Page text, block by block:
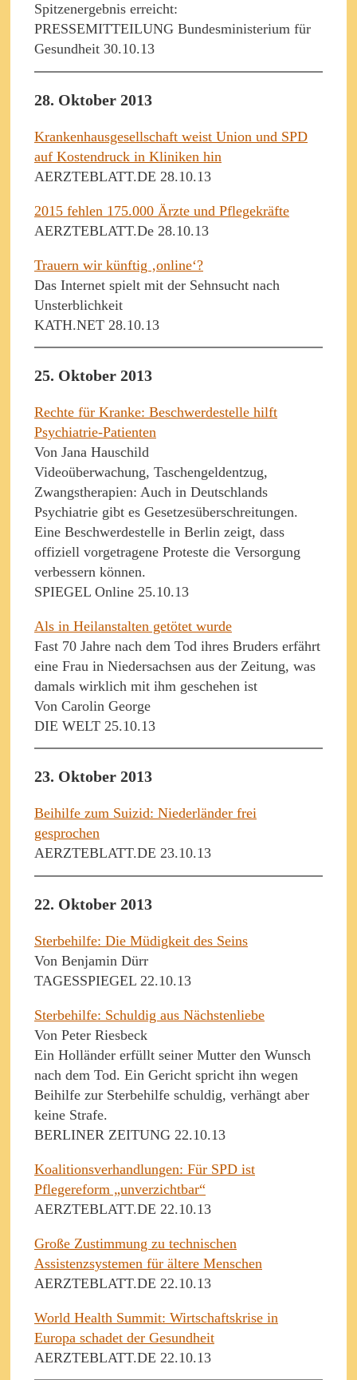
Spitzenergebnis erreicht:
PRESSEMITTEILUNG Bundesministerium für
Gesundheit 30.10.13
28. Oktober 2013
Krankenhausgesellschaft weist Union und SPD
auf Kostendruck in Kliniken hin
AERZTEBLATT.DE 28.10.13
2015 fehlen 175.000 Ärzte und Pflegekräfte
AERZTEBLATT.De 28.10.13
Trauern wir künftig ‚online‘?
Das Internet spielt mit der Sehnsucht nach
Unsterblichkeit
KATH.NET 28.10.13
25. Oktober 2013
Rechte für Kranke: Beschwerdestelle hilft
Psychiatrie-Patienten
Von Jana Hauschild
Videoüberwachung, Taschengeldentzug,
Zwangstherapien: Auch in Deutschlands
Psychiatrie gibt es Gesetzesüberschreitungen.
Eine Beschwerdestelle in Berlin zeigt, dass
offiziell vorgetragene Proteste die Versorgung
verbessern können.
SPIEGEL Online 25.10.13
Als in Heilanstalten getötet wurde
Fast 70 Jahre nach dem Tod ihres Bruders erfährt
eine Frau in Niedersachsen aus der Zeitung, was
damals wirklich mit ihm geschehen ist
Von Carolin George
DIE WELT 25.10.13
23. Oktober 2013
Beihilfe zum Suizid: Niederländer frei
gesprochen
AERZTEBLATT.DE 23.10.13
22. Oktober 2013
Sterbehilfe: Die Müdigkeit des Seins
Von Benjamin Dürr
TAGESSPIEGEL 22.10.13
Sterbehilfe: Schuldig aus Nächstenliebe
Von Peter Riesbeck
Ein Holländer erfüllt seiner Mutter den Wunsch
nach dem Tod. Ein Gericht spricht ihn wegen
Beihilfe zur Sterbehilfe schuldig, verhängt aber
keine Strafe.
BERLINER ZEITUNG 22.10.13
Koalitionsverhandlungen: Für SPD ist
Pflegereform „unverzichtbar“
AERZTEBLATT.DE 22.10.13
Große Zustimmung zu technischen
Assistenzsystemen für ältere Menschen
AERZTEBLATT.DE 22.10.13
World Health Summit: Wirtschaftskrise in
Europa schadet der Gesundheit
AERZTEBLATT.DE 22.10.13